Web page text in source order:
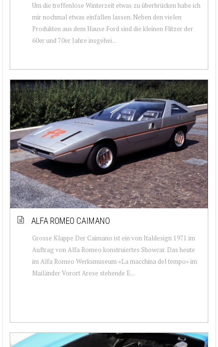
Um die treffenlose Winterzeit etwas zu überbrücken habe ich
mir nochmal etwas einfallen lassen. Neben den vielen
Produkten aus dem Hause Ford sind die kleinen Flitzer der
60er und 70er Jahre insgehei...
ALFA ROMEO CAIMANO
Grosse Klappe Der Caimano ist ein von Italdesign 1971 im
Auftrag von Alfa Romeo konstruiertes Showcar. Das heute
im Alfa Romeo Werksmuseum «La macchina del tempo» im
Mailänder Vorort Arese stehende E...